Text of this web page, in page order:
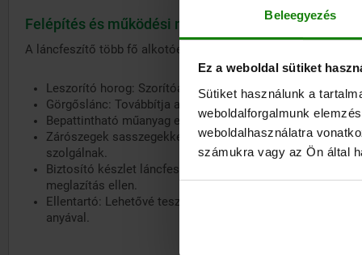
Beleegyezés
Ez a weboldal sütiket
Sütiket használunk a
weboldalforgalmunk
weboldalhasználatra
számukra vagy az Ön által
Felépítés és működési mód
A láncfeszítő több fő alkotóelemből áll, amelyek együttesen
Leszorító horog: Szorítóanyán keresztül fejti ki a
Görgőslánc: Továbbítja a szorítóerőt a munkadarabra.
Bepattintható műanyag elemek: Védik a munkadarab
Zárószegek sasszegekkel: A lánc változatos
szolgálnak.
Biztosító készlet láncfeszítőkhöz: Biztosítja a láncot
meglazítás ellen.
Ellentartó: Lehetővé teszi az előfeszítés beállítását egy
anyával.